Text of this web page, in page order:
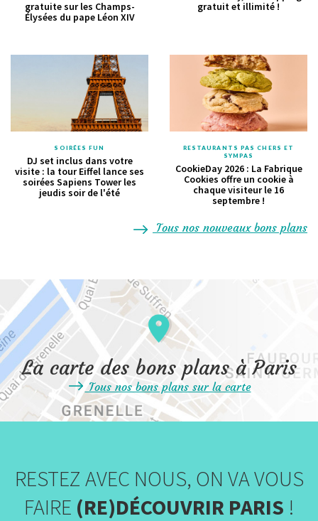
gratuite sur les Champs-
Élysées du pape Léon XIV
gratuit et illimité !
SOIRÉES FUN
DJ set inclus dans votre
visite : la tour Eiffel lance ses
soirées Sapiens Tower les
jeudis soir de l'été
RESTAURANTS PAS CHERS ET
SYMPAS
CookieDay 2026 : La Fabrique
Cookies offre un cookie à
chaque visiteur le 16
septembre !
Tous nos nouveaux bons plans
La carte des bons plans à Paris
Tous nos bons plans sur la carte
RESTEZ AVEC NOUS, ON VA VOUS
FAIRE (RE)DÉCOUVRIR PARIS !